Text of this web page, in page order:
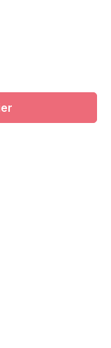
les boutons pour